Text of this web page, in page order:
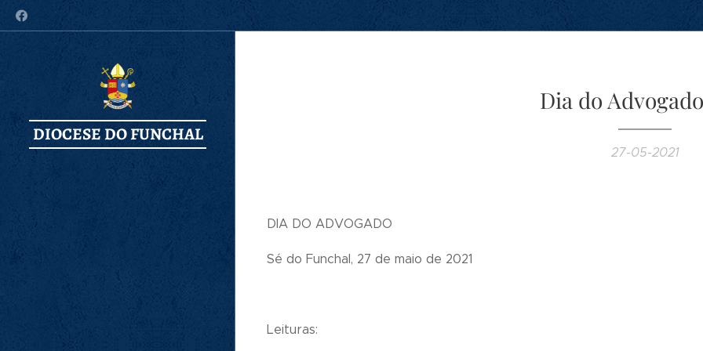
DIOCESE DO FUNCHAL
Dia do
27-05-2021
DIA DO ADVOGADO
Sé do Funchal, 27 de maio de 2021
Leituras: